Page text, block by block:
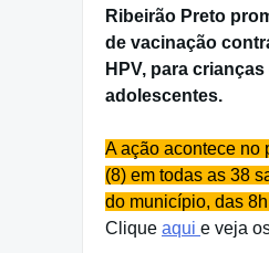
Ribeirão Preto
de vacinação
HPV, para crianças
adolescentes.
A ação acontece no
(8) em todas as 38
do município, das
Clique aqui e veja